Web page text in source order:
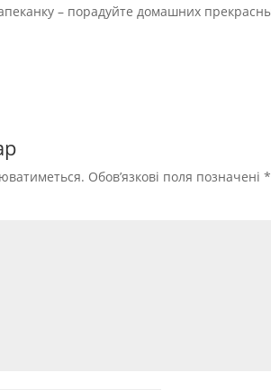
Обов’язкові поля позначені*